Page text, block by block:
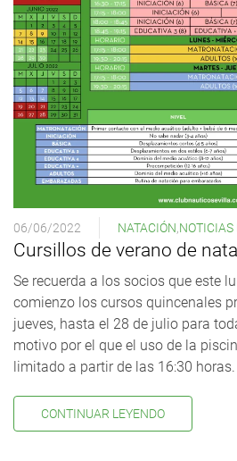
06/06/2022 NATACIÓN NOTICIAS
Cursillos de verano de
Se recuerda a los socios que este
comienzo los cursos quincenales
jueves, hasta el 28 de julio para
motivo por el que el uso de la
limitado a partir de las 16:30 horas.
CONTINUAR LEYENDO